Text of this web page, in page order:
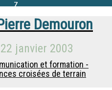
Z
Demouron
22 janvier 2003
et formation -
croisées de terrain